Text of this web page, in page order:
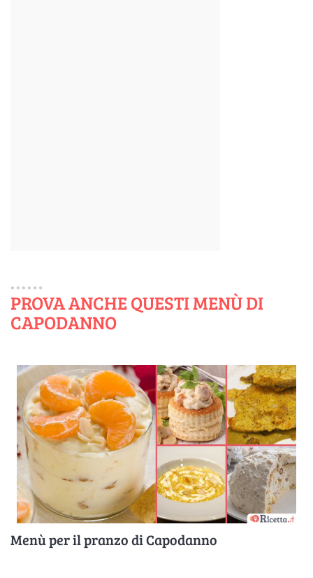
PROVA ANCHE QUESTI MENÙ DI
CAPODANNO
Menù per il pranzo di Capodanno